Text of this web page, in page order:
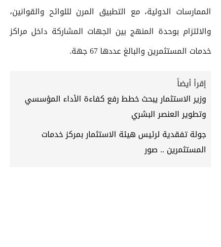
الممارسات الدولية، مع التطبيق المرن لللوائح والقوانين،
والالتزام بوحدة المنهج بين الجهات المشاركة داخل مراكز
خدمات المستثمرين والبالغ عددها 67 جهة.
إقرأ أيضاً
وزير الاستثمار يبحث خطط رفع كفاءة الأداء المؤسسي
وتطوير العنصر البشري
جولة تفقدية لرئيس هيئة الاستثمار بمركز خدمات
المستثمرين .. صور